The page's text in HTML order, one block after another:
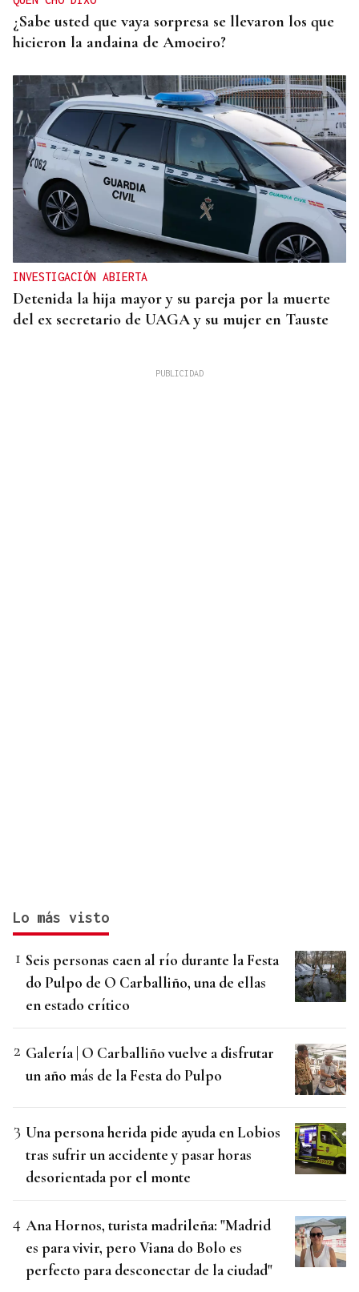
¿Sabe usted que vaya sorpresa se llevaron los que
hicieron la andaina de Amoeiro?
INVESTIGACIÓN ABIERTA
Detenida la hija mayor y su pareja por la muerte
del ex secretario de UAGA y su mujer en Tauste
Lo más visto
Seis personas caen al río durante la Festa
do Pulpo de O Carballiño, una de ellas
en estado crítico
Galería | O Carballiño vuelve a disfrutar
un año más de la Festa do Pulpo
Una persona herida pide ayuda en Lobios
tras sufrir un accidente y pasar horas
desorientada por el monte
Ana Hornos, turista madrileña: "Madrid
es para vivir, pero Viana do Bolo es
perfecto para desconectar de la ciudad"